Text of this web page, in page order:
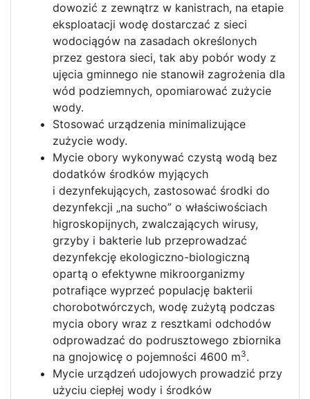
dowozić z zewnątrz w kanistrach, na etapie
eksploatacji wodę dostarczać z sieci
wodociągów na zasadach określonych
przez gestora sieci, tak aby pobór wody z
ujęcia gminnego nie stanowił zagrożenia dla
wód podziemnych, opomiarować zużycie
wody.
Stosować urządzenia minimalizujące
zużycie wody.
Mycie obory wykonywać czystą wodą bez
dodatków środków myjących
i dezynfekujących, zastosować środki do
dezynfekcji „na sucho” o właściwościach
higroskopijnych, zwalczających wirusy,
grzyby i bakterie lub przeprowadzać
dezynfekcję ekologiczno-biologiczną
opartą o efektywne mikroorganizmy
potrafiące wyprzeć populację bakterii
chorobotwórczych, wodę zużytą podczas
mycia obory wraz z resztkami odchodów
odprowadzać do podrusztowego zbiornika
na gnojowicę o pojemności 4600 m3.
Mycie urządzeń udojowych prowadzić przy
użyciu ciepłej wody i środków